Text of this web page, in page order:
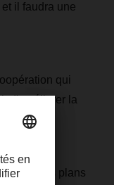
il faudra une
qui
d'améliorer la
des plans